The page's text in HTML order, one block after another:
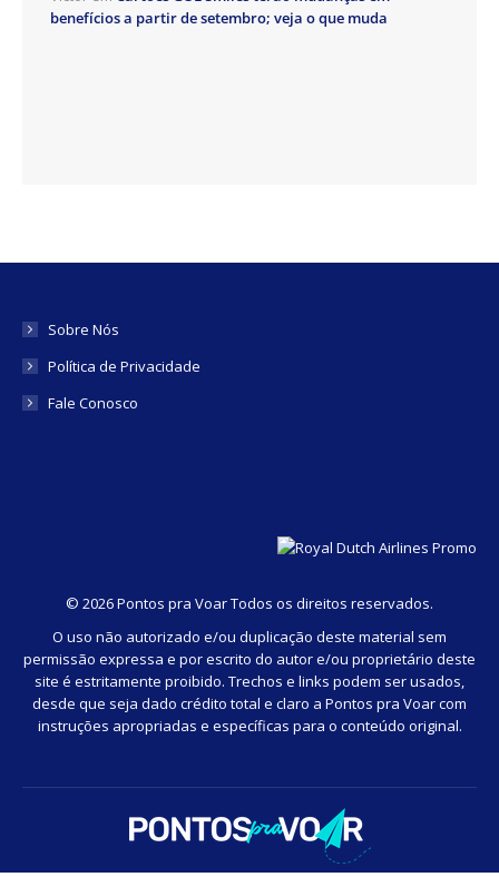
benefícios a partir de setembro; veja o que muda
Sobre Nós
Política de Privacidade
Fale Conosco
© 2026 Pontos pra Voar Todos os direitos reservados.
O uso não autorizado e/ou duplicação deste material sem
permissão expressa e por escrito do autor e/ou proprietário deste
site é estritamente proibido. Trechos e links podem ser usados,
desde que seja dado crédito total e claro a Pontos pra Voar com
instruções apropriadas e específicas para o conteúdo original.